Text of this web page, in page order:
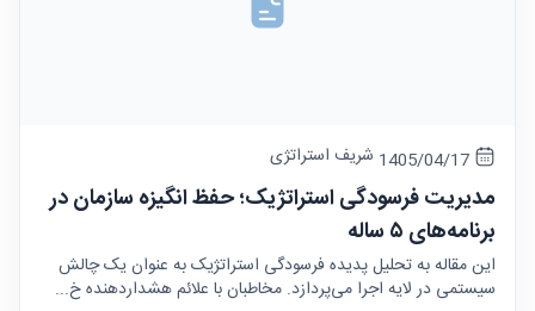
شریف استراتژی
مدیریت فرسودگی استراتژیک؛ حفظ انگیزه سازمان در
برنامه‌های ۵ ساله
این مقاله به تحلیل پدیده فرسودگی استراتژیک به عنوان یک چالش
سیستمی در لایه اجرا می‌پردازد. مخاطبان با علائم هشداردهنده خ...